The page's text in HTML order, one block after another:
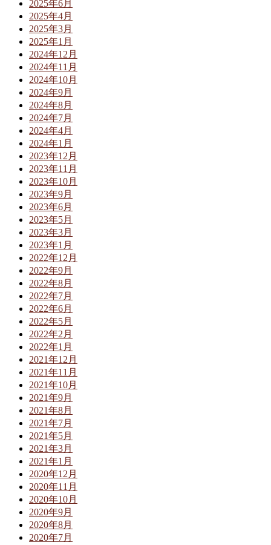
2025年6月
2025年4月
2025年3月
2025年1月
2024年12月
2024年11月
2024年10月
2024年9月
2024年8月
2024年7月
2024年4月
2024年1月
2023年12月
2023年11月
2023年10月
2023年9月
2023年6月
2023年5月
2023年3月
2023年1月
2022年12月
2022年9月
2022年8月
2022年7月
2022年6月
2022年5月
2022年2月
2022年1月
2021年12月
2021年11月
2021年10月
2021年9月
2021年8月
2021年7月
2021年5月
2021年3月
2021年1月
2020年12月
2020年11月
2020年10月
2020年9月
2020年8月
2020年7月